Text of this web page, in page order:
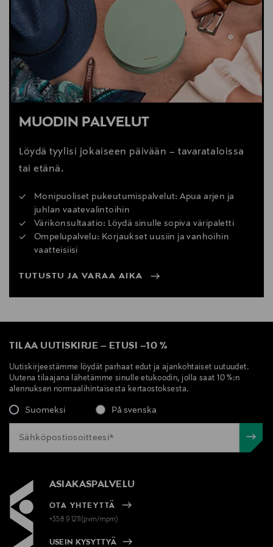
MUODIN PALVELUT
Löydä tyylisi jokaiseen päivään – tavarataloissa
tai etänä.
Monipuoliset pukeutumispalvelut: Apua arjen ja
juhlan vaatevalintoihin
Värikonsultaatio: Löydä sinulle sopiva väripaletti
Ompelupalvelu: Korjaukset uusiin ja vanhoihin
vaatteisiisi
TUTUSTU JA VARAA AIKA
TILAA UUTISKIRJE – ETUSI –10 %
Uutiskirjeestämme löydät parhaat edut ja ajankohtaiset uutuudet.
Uutena tilaajana lähetämme sinulle etukoodin, jolla saat 10 %:n
alennuksen normaalihintaisesta kertaostoksesta.
Suomeksi På svenska
ASIAKASPALVELU
OTA YHTEYTTÄ
+358 9 1211(pvm/mpm)
USEIN KYSYTTYÄ